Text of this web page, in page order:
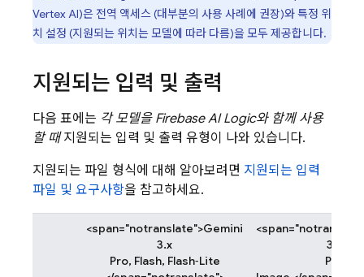
Vertex AI)은 전역 액세스 (대부분의 사용 사례에 권장)와 특정 위
치 설정 (지원되는 위치는 모델에 따라 다름)을 모두 제공합니다.
지원되는 입력 및 출력
다음 표에는 각 모델을 Firebase AI Logic와 함께 사용
할 때지원되는 입력 및 출력 유형이 나와 있습니다.
지원되는 파일 형식에 대해 알아보려면 지원되는 입력
파일 및 요구사항을 참고하세요.
<span="notranslate">Gemini
3.x
Pro, Flash, Flash‑Lite
3.x
Pro